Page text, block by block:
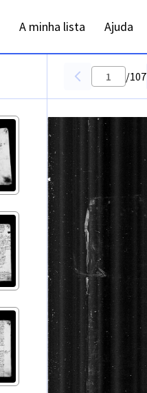
A minha lista Ajuda
/107